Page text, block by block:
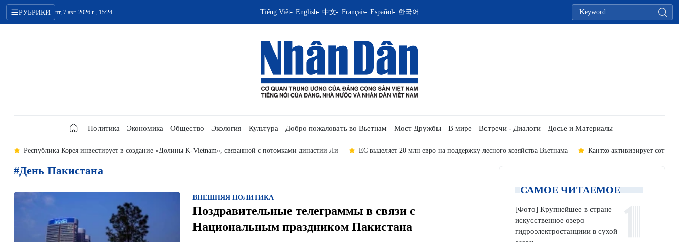
РУБРИКИ пт, 7 авг. 2026 г., 15:24 Tiếng Việt English 中文 Français Español 한국어
Политика Экономика Общество Экология Культура Добро пожаловать во Вьетнам Мост Дружбы В мире Встречи - Диалоги Досье и Материалы
Республика Корея инвестирует в создание «Долины K-Vietnam», связанной с потомками династии Ли ЕС выделяет 20 млн евро на поддержку лесного хозяйства Вьетнама Кантхо активизирует
#День Пакистана
ВНЕШНЯЯ ПОЛИТИКА
Поздравительные телеграммы в связи с
Национальным праздником Пакистана
САМОЕ ЧИТАЕМОЕ
[Фото] Крупнейшее в стране
искусственное озеро
гидроэлектростанциии в сухой